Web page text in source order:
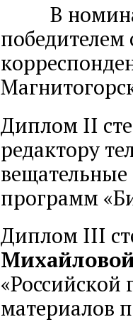
В
победителем
Диплом II
редактору
вещательные
программ
Диплом III
«Российской
материалов